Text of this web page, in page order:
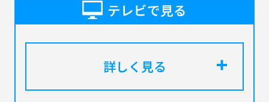
テレビで見る
詳しく見る